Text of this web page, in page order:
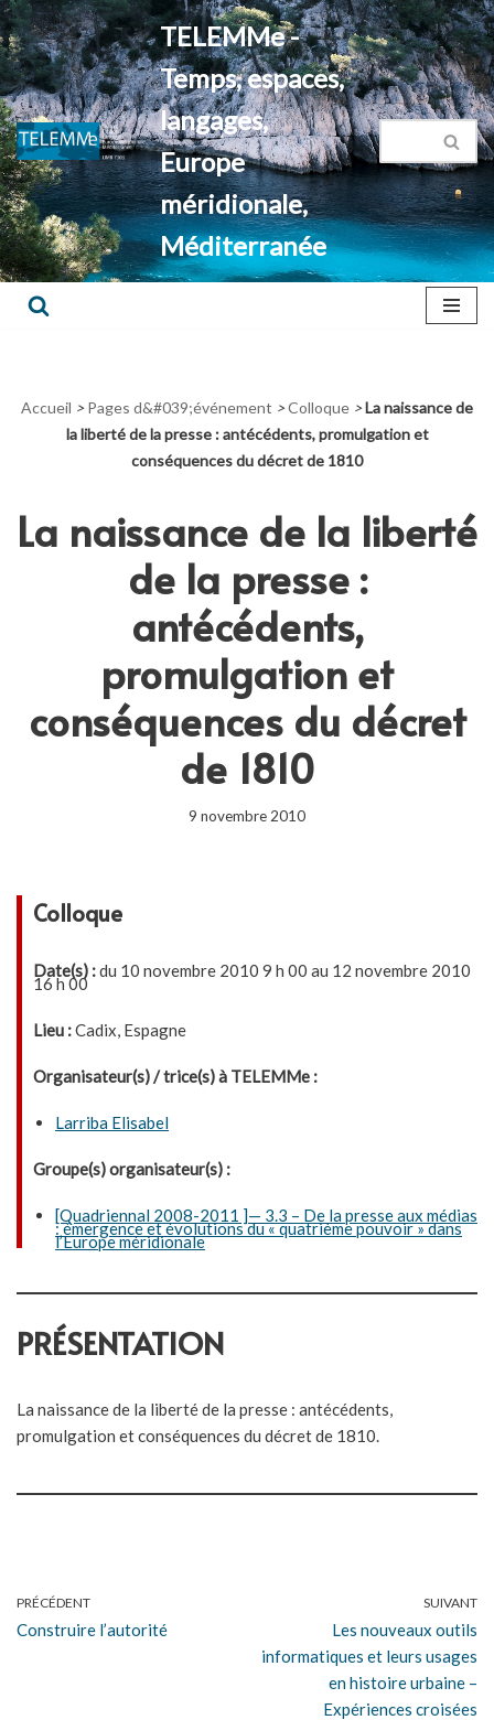
Aller
au
contenu
TELEMMe -
Temps, espaces,
langages,
Europe
méridionale,
Méditerranée
Accueil > Pages d&#039;événement >Colloque >La naissance de
la liberté de la presse : antécédents, promulgation et
conséquences du décret de 1810
La naissance de la liberté
de la presse :
antécédents,
promulgation et
conséquences du décret
de 1810
9 novembre 2010
Colloque
Date(s) :du 10 novembre 2010 9 h 00 au 12 novembre 2010
16 h 00
Lieu :Cadix, Espagne
Organisateur(s) / trice(s) à TELEMMe :
Larriba Elisabel
Groupe(s) organisateur(s) :
[Quadriennal 2008-2011 ]— 3.3 – De la presse aux médias
: émergence et évolutions du « quatrième pouvoir » dans
l’Europe méridionale
PRÉSENTATION
La naissance de la liberté de la presse : antécédents,
promulgation et conséquences du décret de 1810.
PRÉCÉDENT
Construire l’autorité
SUIVANT
Les nouveaux outils
informatiques et leurs usages
en histoire urbaine –
Expériences croisées